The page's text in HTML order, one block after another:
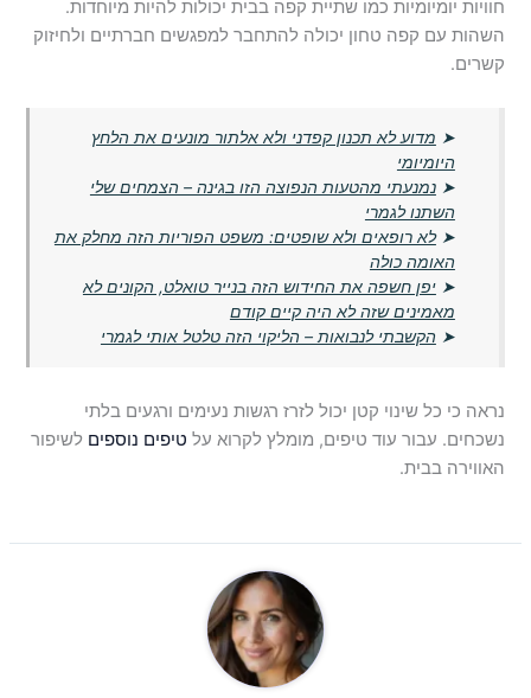
חוויות יומיומיות כמו שתיית קפה בבית יכולות להיות מיוחדות.
השהות עם קפה טחון יכולה להתחבר למפגשים חברתיים ולחיזוק
קשרים.
➤ מדוע לא תכנון קפדני ולא אלתור מונעים את הלחץ
היומיומי
➤נמנעתי מהטעות הנפוצה הזו בגינה – הצמחים שלי
השתנו לגמרי
➤לא רופאים ולא שופטים: משפט הפוריות הזה מחלק את
האומה כולה
➤יפן חשפה את החידוש הזה בנייר טואלט, הקונים לא
מאמינים שזה לא היה קיים קודם
➤ הקשבתי לנבואות – הליקוי הזה טלטל אותי לגמרי
נראה כי כל שינוי קטן יכול לזרז רגשות נעימים ורגעים בלתי
נשכחים. עבור עוד טיפים, מומלץ לקרוא על טיפים נוספים לשיפור
האווירה בבית.